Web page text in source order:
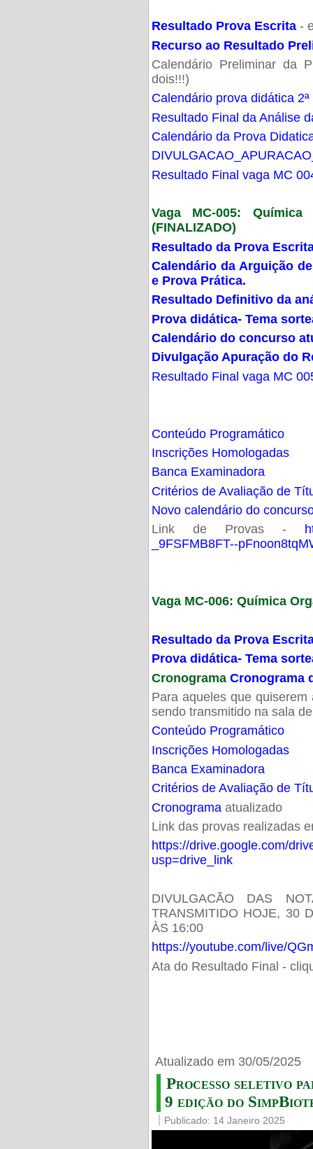
Resultado Prova Escrita -
Recurso ao Resultado
Calendário Preliminar da
dois!!!)
Calendário prova didática
Resultado Final da Análise
Calendário da Prova
Resultado Final vaga MC
Vaga MC-005:
(FINALIZADO)
Resultado da Prova
Calendário da Arguição
e Prova Prática.
Resultado Definitivo da
Prova didática- Tema
Calendário do concurso
Divulgação Apuração do
Resultado Final vaga MC
Conteúdo Programático
Inscrições Homologadas
Banca Examinadora
Critérios de Avaliação de
Novo calendário do
Link de Provas -
_9FSFMB8FT--
Vaga MC-006: Química
Resultado da Prova
Prova didática- Tema
Cronograma Cronograma
Para aqueles que
sendo transmitido na sala
Conteúdo Programático
Inscrições Homologadas
Banca Examinadora
Critérios de Avaliação de
Cronogramaatualizado
Link das provas realizadas
https://drive.google.com/
usp=drive_link
DIVULGACÃO DAS
TRANSMITIDO HOJE, 30
ÀS 16:00
https://youtube.com/live/
Ata do Resultado Final -
Atualizado em 30/05/2025
Processo seletivo
9 edição do
Publicado: 14 Janeiro 2025